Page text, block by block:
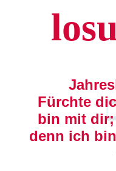
Fürchte
bin mit dir;
denn ich